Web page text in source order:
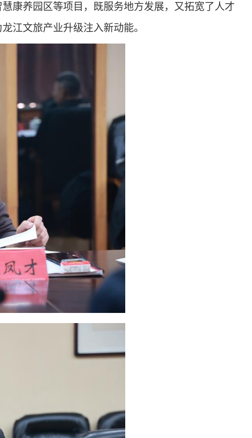
慧康养园区等项目，既服务地方发展，又拓宽了人才
江文旅产业升级注入新动能。